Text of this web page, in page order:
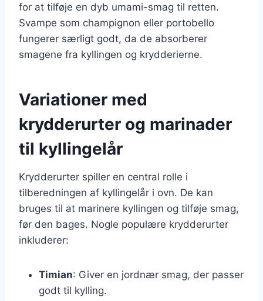
for at tilføje en dyb umami-smag til retten.
Svampe som champignon eller portobello
fungerer særligt godt, da de absorberer
smagene fra kyllingen og krydderierne.
Variationer med
krydderurter og marinader
til kyllingelår
Krydderurter spiller en central rolle i
tilberedningen af kyllingelår i ovn. De kan
bruges til at marinere kyllingen og tilføje smag,
før den bages. Nogle populære krydderurter
inkluderer:
Timian: Giver en jordnær smag, der passer
godt til kylling.